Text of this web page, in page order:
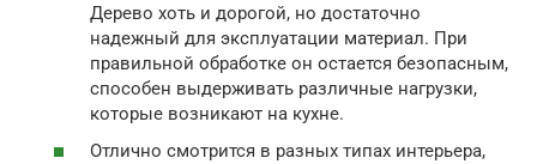
Дерево хоть и дорогой, но достаточно
надежный для эксплуатации материал. При
правильной обработке он остается безопасным,
способен выдерживать различные нагрузки,
которые возникают на кухне.
Отлично смотрится в разных типах интерьера,